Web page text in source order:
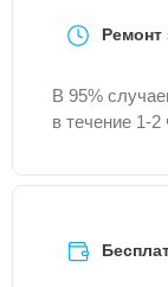
Ремонт
В 95%
в течение 1-2